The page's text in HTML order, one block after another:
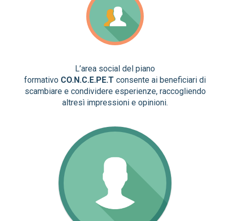
L’area social del piano
formativo CO.N.C.E.PE.T consente ai beneficiari di
scambiare e condividere esperienze, raccogliendo
altresì impressioni e opinioni.